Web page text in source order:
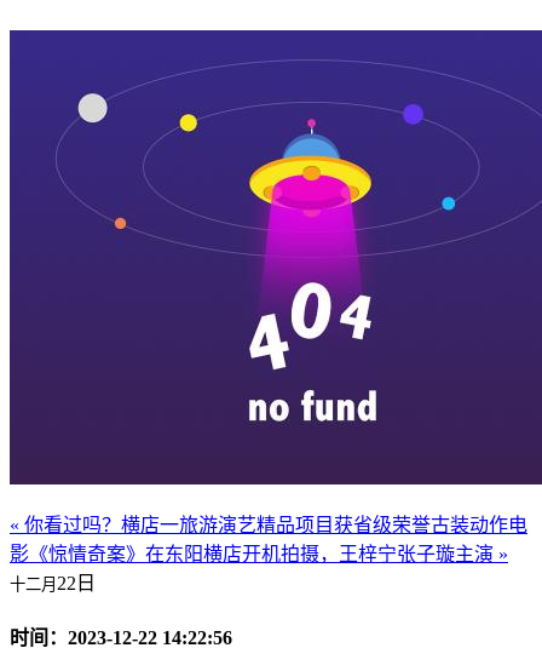
« 你看过吗？横店一旅游演艺精品项目获省级荣誉古装动作电
影《惊情奇案》在东阳横店开机拍摄，王梓宁张子璇主演 »
十二月 22日
时间：2023-12-22 14:22:56